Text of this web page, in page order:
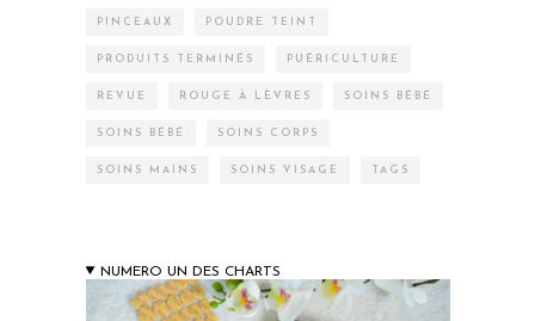
PINCEAUX POUDRE TEINT
PRODUITS TERMINÉS PUÉRICULTURE
REVUE ROUGE À LÈVRES SOINS BÉBÉ
SOINS BÉBÉ SOINS CORPS
SOINS MAINS SOINS VISAGE TAGS
NUMERO UN DES CHARTS